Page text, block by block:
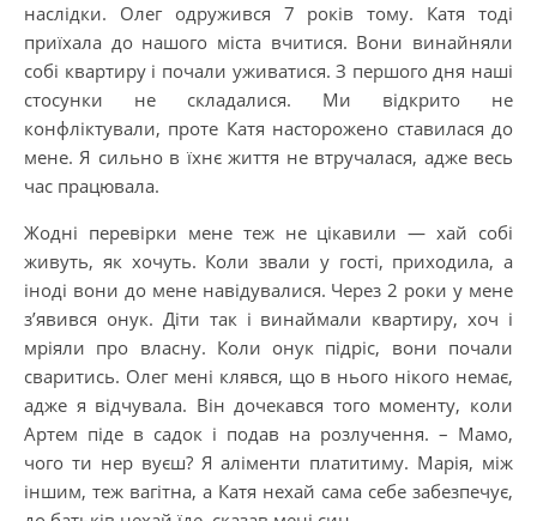
наслідки. Олег одружився 7 років тому. Катя тоді
приїхала до нашого міста вчитися. Вони винайняли
собі квартиру і почали уживатися. З першого дня наші
стосунки не складалися. Ми відкрито не
конфліктували, проте Катя насторожено ставилася до
мене. Я сильно в їхнє життя не втручалася, адже весь
час працювала.
Жодні перевірки мене теж не цікавили — хай собі
живуть, як хочуть. Коли звали у гості, приходила, а
іноді вони до мене навідувалися. Через 2 роки у мене
з’явився онук. Діти так і винаймали квартиру, хоч і
мріяли про власну. Коли онук підріс, вони почали
сваритись. Олег мені клявся, що в нього нікого немає,
адже я відчувала. Він дочекався того моменту, коли
Артем піде в садок і подав на розлучення. – Мамо,
чого ти нер вуєш? Я аліменти платитиму. Марія, між
іншим, теж вагітна, а Катя нехай сама себе забезпечує,